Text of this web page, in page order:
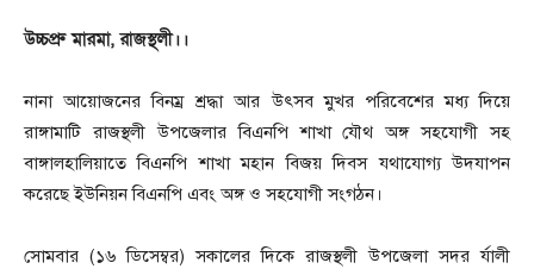
উচ্চপ্রু মারমা, রাজস্থলী।।
নানা আয়োজনের বিনম্র শ্রদ্ধা আর উৎসব মুখর পরিবেশের মধ্য দিয়ে
রাঙ্গামাটি রাজস্থলী উপজেলার বিএনপি শাখা যৌথ অঙ্গ সহযোগী সহ
বাঙ্গালহালিয়াতে বিএনপি শাখা মহান বিজয় দিবস যথাযোগ্য উদযাপন
করেছে ইউনিয়ন বিএনপি এবং অঙ্গ ও সহযোগী সংগঠন।
সোমবার (১৬ ডিসেম্বর) সকালের দিকে রাজস্থলী উপজেলা সদর র্যালী